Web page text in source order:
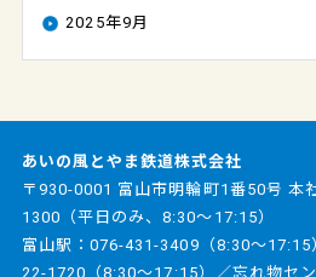
2025年9月
あいの風とやま鉄道株式会社
〒930-0001 富山市明輪町1番50号 本
1300 （平日のみ、8:30～17:15）
富山駅：076-431-3409 （8:30～
22-1720 （8:30～17:15）／忘れ物セ